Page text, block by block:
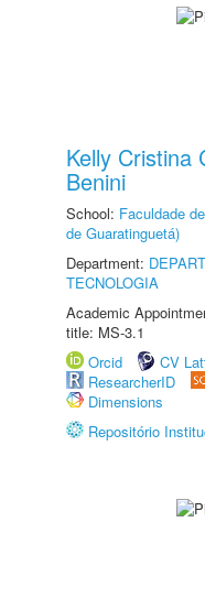
Kelly Cristina
Benini
School: Faculdade
de Guaratinguetá)
Department:
TECNOLOGIA
Academic
title: MS-3.1
Orcid
CV
ResearcherID
Dimensions
Repositório